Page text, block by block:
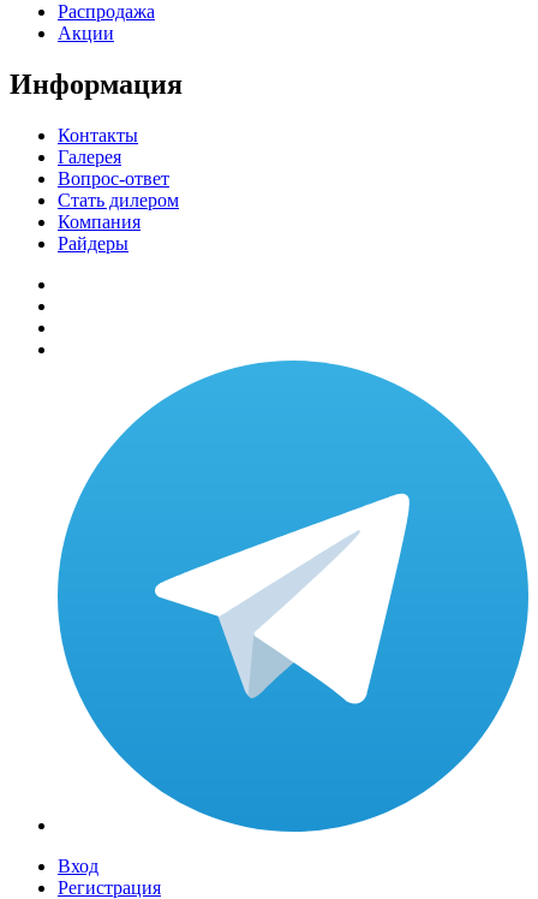
Распродажа
Акции
Информация
Контакты
Галерея
Вопрос-ответ
Стать дилером
Компания
Райдеры
Вход
Регистрация